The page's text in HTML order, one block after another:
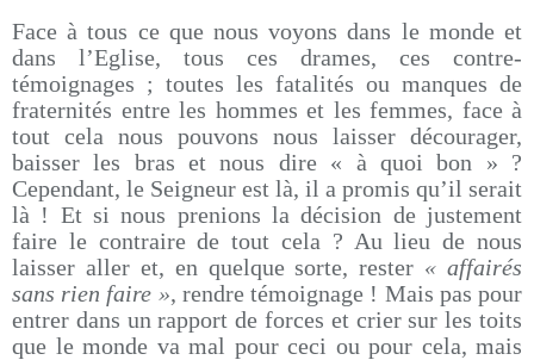
Face à tous ce que nous voyons dans le monde et
dans l’Eglise, tous ces drames, ces contre-
témoignages ; toutes les fatalités ou manques de
fraternités entre les hommes et les femmes, face à
tout cela nous pouvons nous laisser décourager,
baisser les bras et nous dire « à quoi bon » ?
Cependant, le Seigneur est là, il a promis qu’il serait
là ! Et si nous prenions la décision de justement
faire le contraire de tout cela ? Au lieu de nous
laisser aller et, en quelque sorte, rester « affairés
sans rien faire », rendre témoignage ! Mais pas pour
entrer dans un rapport de forces et crier sur les toits
que le monde va mal pour ceci ou pour cela, mais